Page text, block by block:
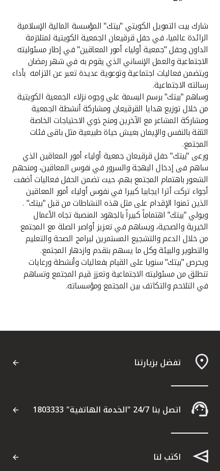
أدوات وخدمات
خدمات ما بعد البيع
اتصل بنا
مواقع الفروع وأجهزة الصرف الآلي
ألمانيا
ماليزيا
تركيا
مصر
المملكة المتحدة
شارك بيت التمويل الكويتي "بيتك" المؤسسة المالية الإسلامية
الرائدة عالميا، في حفل قرقيعان الجمعية الكويتية لمتلازمة
الداون وحفل "جمعية أولياء أمور المعاقين" في إطار مسئوليته
الاجتماعية والعمل الإنساني الذي يقوم به في شهر رمضان
ويتضمن فعاليات اجتماعية وتوعوية عديدة تعبر عن التزامه بأداء
رسالته الاجتماعية.
وساهم "بيتك" برسم البسمة على وجوه نزلاء الجمعية الكويتية
من خلال توزيع هدايا القرقيعان ومشاركة أنشطة الجمعية
ومشاركة المشاعر مع الآخرين ومنح ذوي الاحتياجات الخاصة
الثقة بالنفس والإيمان بعيش حياة طبيعية مثل باقى فئات
المجتمع.
ورعى "بيتك" حفل قرقيعان جمعية أولياء أمور المعاقين الذي
ساهم فى إدخال البهجة والسرور في نفوس المعاقين، ومنحهم
الشعور باهتمام المجتمع بهم، حيث تضمن الحفل فعاليات أضفت
أجواء تركت أثرا ايجابيا كبيرا في نفوس أولياء أمور المعاقين
الذين ثمنوا الإقدام على مثل هذه النشاطات من قبل "بيتك" .
ويولي "بيتك" اهتماماً كبيراً بالجهود المنصبة تجاه الأعمال
الخيرية والصحية، ويساهم في تعزيز أواصر الصلة مع المجتمع
من خلال الدعم والتشجيع المستمرين لبرامج الصحة والتعليم
والتطوير والبيئة وكل ما يسهم بتقدم وازدهار المجتمع.
ويحرص "بيتك" سنويا على القيام بفعاليات وأنشطة ورعايات
تنطلق من مسئوليته الاجتماعية وتعزز قيم المجتمع وتساهم
في التلاحم والتكاتف بين المجتمع ومؤسساته.
تفضل بزيارتنا
اتصل بنا 24/7 "الخدمة الهاتفية" 1803333
اكتب لنا